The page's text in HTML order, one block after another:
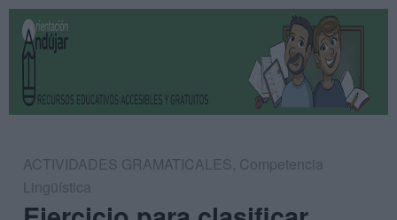
ACTIVIDADES GRAMATICALES, Competencia
Lingüística